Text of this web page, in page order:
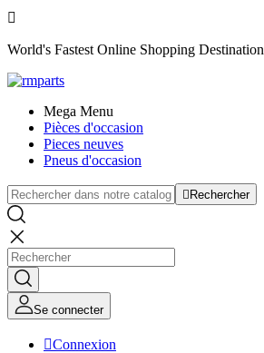

World's Fastest Online Shopping Destination
Mega Menu
Pièces d'occasion
Pieces neuves
Pneus d'occasion
 Rechercher
Se connecter
Connexion